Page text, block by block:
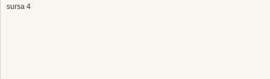
sursa 4